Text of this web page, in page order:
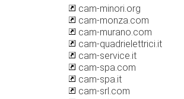
cam-minori.org
cam-monza.com
cam-murano.com
cam-quadrielettrici.it
cam-service.it
cam-spa.com
cam-spa.it
cam-srl.com